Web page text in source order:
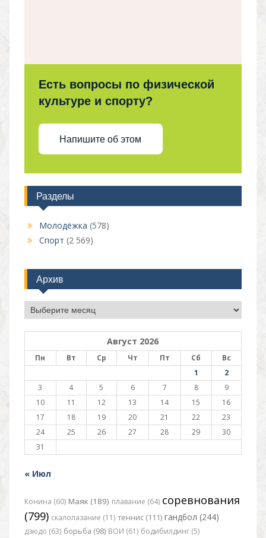
Есть вопросы по физической
культуре и спорту?
Напишите об этом
Разделы
Молодёжка (578)
Спорт (2 569)
Архив
Архив
Август 2026
Пн Вт Ср Чт Пт Сб
Вс
1
2
3
4 5 6 7 8
9
10
11 12 13 14 15
16
17
18 19 20 21 22
23
24
25 26 27 28 29
30
31
« Июл
Конина (60) Маяк (189) плавание (64) соревнования
(799) скалолазание (11) теннис (111) гандбол (244)
дзюдо (63) борьба (98) ВОИ (61) бодибилдинг (5)